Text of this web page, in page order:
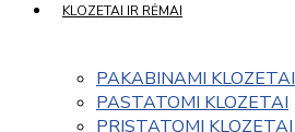
KLOZETAI IR RĖMAI
PAKABINAMI KLOZETAI
PASTATOMI KLOZETAI
PRISTATOMI KLOZETAI